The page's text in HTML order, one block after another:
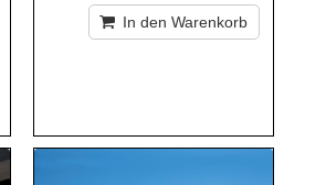
In den Warenkorb